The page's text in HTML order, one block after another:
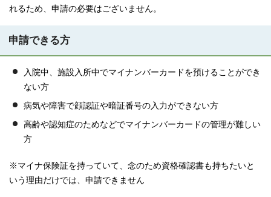
れるため、申請の必要はございません。
申請できる方
入院中、施設入所中でマイナンバーカードを預けることができ
ない方
病気や障害で顔認証や暗証番号の入力ができない方
高齢や認知症のためなどでマイナンバーカードの管理が難しい
方
※マイナ保険証を持っていて、念のため資格確認書も持ちたいと
いう理由だけでは、申請できません